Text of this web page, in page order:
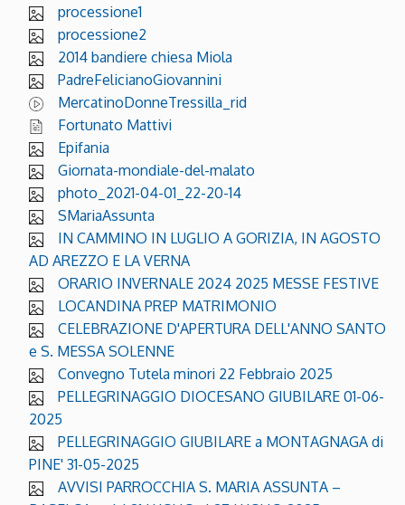
processione1
processione2
2014 bandiere chiesa Miola
PadreFelicianoGiovannini
MercatinoDonneTressilla_rid
Fortunato Mattivi
Epifania
Giornata-mondiale-del-malato
photo_2021-04-01_22-20-14
SMariaAssunta
IN CAMMINO IN LUGLIO A GORIZIA, IN AGOSTO
AD AREZZO E LA VERNA
ORARIO INVERNALE 2024 2025 MESSE FESTIVE
LOCANDINA PREP MATRIMONIO
CELEBRAZIONE D'APERTURA DELL'ANNO SANTO
e S. MESSA SOLENNE
Convegno Tutela minori 22 Febbraio 2025
PELLEGRINAGGIO DIOCESANO GIUBILARE 01-06-
2025
PELLEGRINAGGIO GIUBILARE a MONTAGNAGA di
PINE' 31-05-2025
AVVISI PARROCCHIA S. MARIA ASSUNTA –